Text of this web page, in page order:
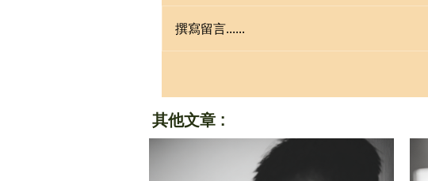
撰寫留言......
其他文章 :